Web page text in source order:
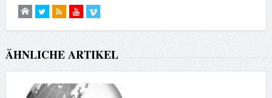
ÄHNLICHE ARTIKEL